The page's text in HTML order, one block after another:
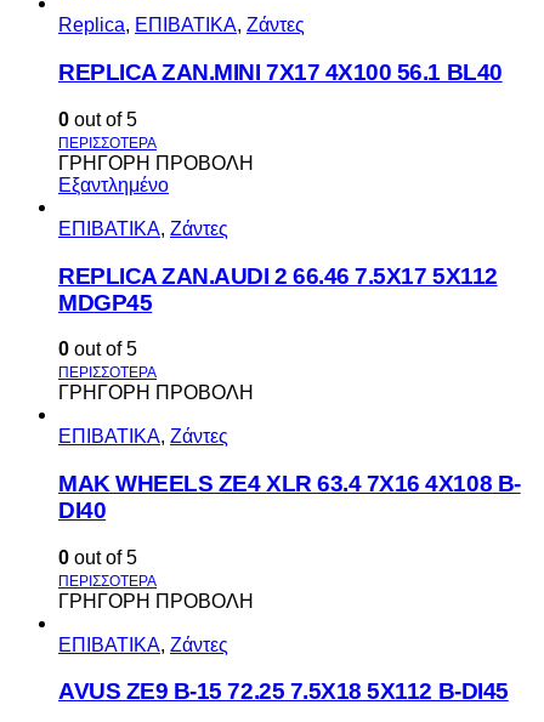
Replica, ΕΠΙΒΑΤΙΚΑ, Ζάντες
REPLICA ZAN.MINI 7X17 4X100 56.1 BL40
0 out of 5
ΓΡΗΓΟΡΗ ΠΡΟΒΟΛΗ
Εξαντλημένο
ΕΠΙΒΑΤΙΚΑ, Ζάντες
REPLICA ZAN.AUDI 2 66.46 7.5X17 5X112
MDGP45
0 out of 5
ΓΡΗΓΟΡΗ ΠΡΟΒΟΛΗ
ΕΠΙΒΑΤΙΚΑ, Ζάντες
MAK WHEELS ΖΕ4 XLR 63.4 7Χ16 4Χ108 Β-
DI40
0 out of 5
ΓΡΗΓΟΡΗ ΠΡΟΒΟΛΗ
ΕΠΙΒΑΤΙΚΑ, Ζάντες
AVUS ΖΕ9 Β-15 72.25 7.5Χ18 5Χ112 Β-DI45